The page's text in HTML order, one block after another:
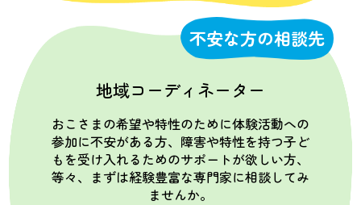
不安な方の相談先
地域コーディネーター
おこさまの希望や特性のために体験活動への
参加に不安がある方、障害や特性を持つ子ど
もを受け入れるためのサポートが欲しい方、
等々、まずは経験豊富な専門家に相談してみ
ませんか。